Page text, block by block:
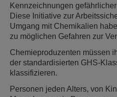
Kennzeichnungen
Diese Initiative zur
Umgang mit Chemikalien
zu möglichen Gefahren zur
Chemieproduzenten müssen
der standardisierten GHS-
klassifizieren.
Personen jeden Alters, von